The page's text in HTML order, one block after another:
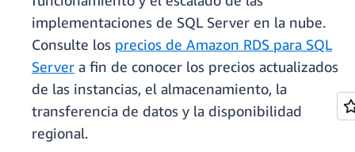
implementaciones de SQL Server en la nube.
Consulte los precios de Amazon RDS para SQL
Server a fin de conocer los precios actualizados
de las instancias, el almacenamiento, la
transferencia de datos y la disponibilidad
regional.